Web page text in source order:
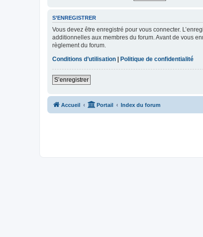
S’ENREGISTRER
Vous devez être enregistré pour vous connecter.
additionnelles aux membres du forum. Avant de vous
règlement du forum.
Conditions d’utilisation | Politique de confidentialité
S’enregistrer
Accueil Portail Index du forum